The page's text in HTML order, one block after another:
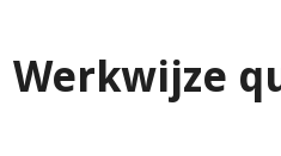
Werkwijze